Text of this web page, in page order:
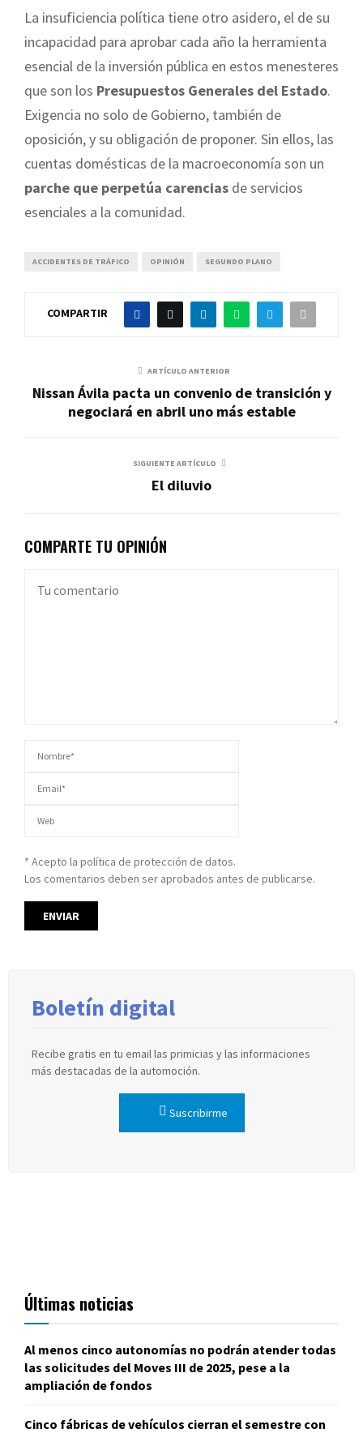
La insuficiencia política tiene otro asidero, el de su
incapacidad para aprobar cada año la herramienta
esencial de la inversión pública en estos menesteres
que son los Presupuestos Generales del Estado.
Exigencia no solo de Gobierno, también de
oposición, y su obligación de proponer. Sin ellos, las
cuentas domésticas de la macroeconomía son un
parche que perpetúa carencias de servicios
esenciales a la comunidad.
ACCIDENTES DE TRÁFICO OPINIÓN SEGUNDO PLANO
COMPARTIR
ARTÍCULO ANTERIOR
Nissan Ávila pacta un convenio de transición y
negociará en abril uno más estable
SIGUIENTE ARTÍCULO
El diluvio
COMPARTE TU OPINIÓN
* Acepto la política de protección de datos.
Los comentarios deben ser aprobados antes de publicarse.
Boletín digital
Recibe gratis en tu email las primicias y las informaciones
más destacadas de la automoción.
Suscribirme
Últimas noticias
Al menos cinco autonomías no podrán atender todas
las solicitudes del Moves III de 2025, pese a la
ampliación de fondos
Cinco fábricas de vehículos cierran el semestre con